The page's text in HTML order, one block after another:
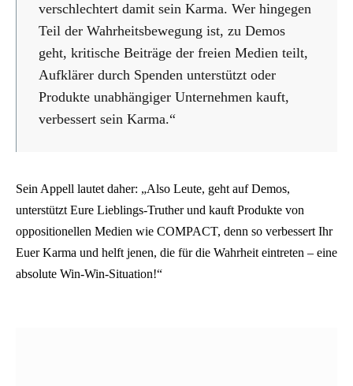
verschlechtert damit sein Karma. Wer hingegen
Teil der Wahrheitsbewegung ist, zu Demos
geht, kritische Beiträge der freien Medien teilt,
Aufklärer durch Spenden unterstützt oder
Produkte unabhängiger Unternehmen kauft,
verbessert sein Karma.“
Sein Appell lautet daher: „Also Leute, geht auf Demos,
unterstützt Eure Lieblings-Truther und kauft Produkte von
oppositionellen Medien wie COMPACT, denn so verbessert Ihr
Euer Karma und helft jenen, die für die Wahrheit eintreten – eine
absolute Win-Win-Situation!“